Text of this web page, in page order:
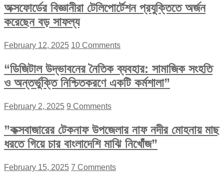
অক্সফোর্ডের বিজ্ঞানীরা টেলিপোর্টেশন প্রযুক্তিতে অর্জন
করেছেন বড় সাফল্য
February 12, 2025 10 Comments
“ডিজিটাল উদ্ভাবনের নৈতিক ব্যবহার: সামাজিক সংহতি
ও অন্তর্ভুক্তি নিশ্চিতকরণে একটি কর্মশালা”
February 2, 2025 9 Comments
”কক্সবাজারের টেকনাফ উপজেলার নাফ নদীর মোহনায় মাছ
ধরতে গিয়ে চার বাংলাদেশি মাঝি নিখোঁজ”
February 15, 2025 7 Comments